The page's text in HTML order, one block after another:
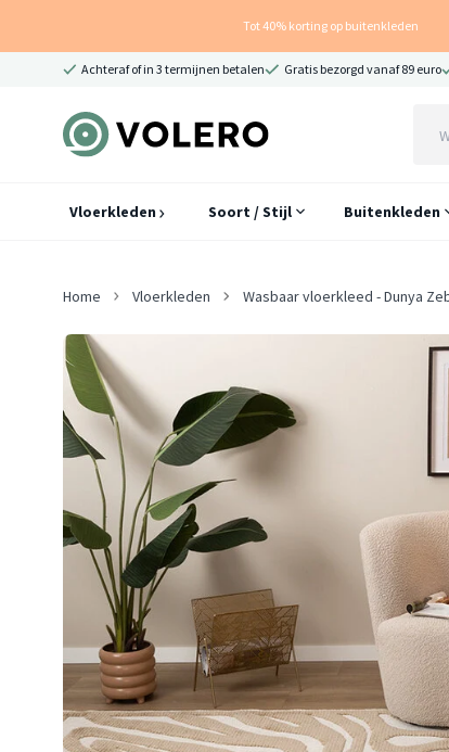
Tot 40% korting op buitenkleden
Achteraf of in 3 termijnen betalen Gratis bezorgd vanaf 89 euro
Vloerkleden Soort / Stijl Buitenkleden
Home Vloerkleden Wasbaar vloerkleed - Dunya